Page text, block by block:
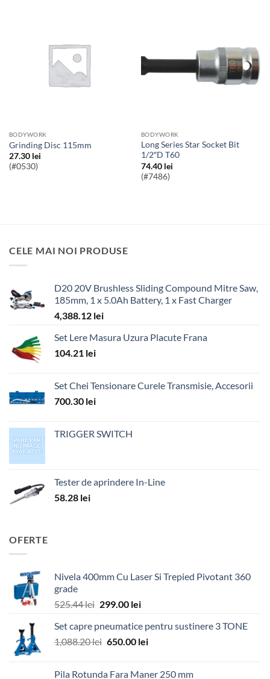
BODYWORK
Grinding Disc 115mm
27.30 lei
(#0530)
BODYWORK
Long Series Star Socket Bit
1/2″D T60
74.40 lei
(#7486)
CELE MAI NOI PRODUSE
D20 20V Brushless Sliding Compound Mitre Saw,
185mm, 1 x 5.0Ah Battery, 1 x Fast Charger
4,388.12 lei
Set Lere Masura Uzura Placute Frana
104.21 lei
Set Chei Tensionare Curele Transmisie, Accesorii
700.30 lei
TRIGGER SWITCH
Tester de aprindere In-Line
58.28 lei
OFERTE
Nivela 400mm Cu Laser Si Trepied Pivotant 360
grade
525.44lei Prețul
a
fost:
299.00 leiPrețul
este:
299.00 lei.
Set capre pneumatice pentru sustinere 3 TONE
1,088.20lei Prețul
650.00 leiPrețul
Pila Rotunda Fara Maner 250 mm